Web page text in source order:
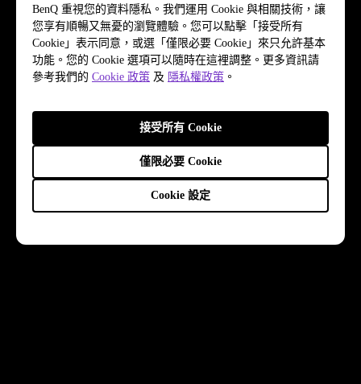
BenQ 重視您的資料隱私。我們運用 Cookie 與相關技術，讓
您享有順暢又無憂的瀏覽體驗。您可以點擊「接受所有
Cookie」表示同意，或選「僅限必要 Cookie」來只允許基本
功能。您的 Cookie 選項可以隨時在這裡調整。更多資訊請
參考我們的 Cookie 政策 及 隱私權政策 。
Cookie 設定
僅限必要 Cookie
接受所有 Cookie